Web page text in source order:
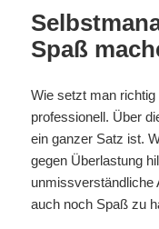
Spaß
Wie setzt man
professionell. Über
ein ganzer Satz ist.
gegen Überlastung
unmissverständliche
auch noch Spaß zu